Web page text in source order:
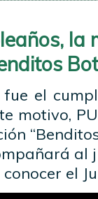
la
el
motivo,
al
el